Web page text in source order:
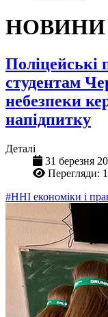
НОВИНИ
Поліцейські
студентам
небезпеки
напідпитку
Деталі
31 березня
Перегляди:
#ННІ економіки і